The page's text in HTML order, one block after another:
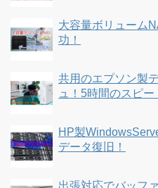
大容量ボリューム
功！
共用のエプソン製
ュ！5時間のスピー
HP製
データ復旧！
出張対応でバッフ